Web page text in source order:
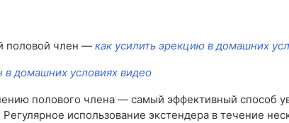
половой член — как усилить эрекцию в домашних
в домашних условиях видео
полового члена — самый эффективный способ
использование экстендера в течение